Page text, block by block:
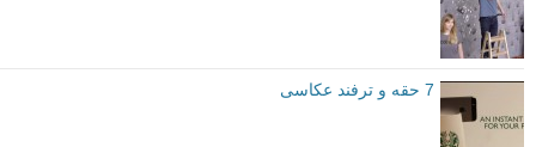
7 حقه و ترفند عکاسی